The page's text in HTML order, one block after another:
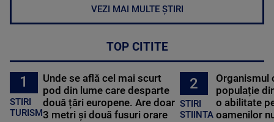
VEZI MAI MULTE ȘTIRI
TOP CITITE
1
STIRI
TURISM
Unde se află cel mai scurt
pod din lume care desparte
două țări europene. Are doar
3 metri și două fusuri orare
2
STIRI
STIINTA
Organismul
populație
o abilitate
oamenilor